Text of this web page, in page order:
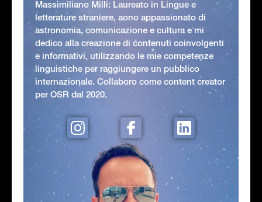
Massimiliano Milli: Laureato in Lingue e
letterature straniere, aono appassionato di
astronomia, comunicazione e cultura e mi
dedico alla creazione di contenuti coinvolgenti
e informativi, utilizzando le mie competenze
linguistiche per raggiungere un pubblico
internazionale. Collaboro come content creator
per OSR dal 2020.